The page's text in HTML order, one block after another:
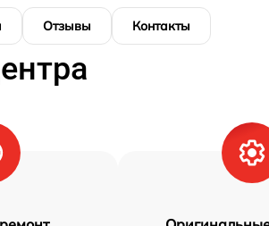
Отзывы Контакты